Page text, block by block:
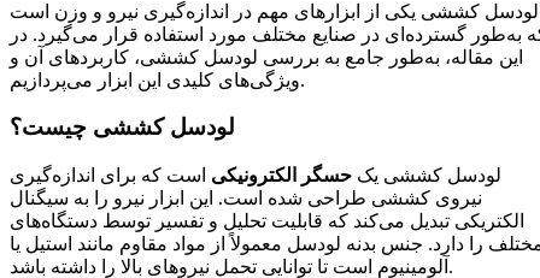
لودسل کششی یکی از ابزارهای مهم در اندازه‌گیری نیرو و وزن است
به‌طور گسترده‌ای در صنایع مختلف مورد استفاده قرار می‌گیرد. در
این مقاله، به‌طور جامع به بررسی لودسل کششی، کاربردهای آن و
ویژگی‌های کلیدی این ابزار می‌پردازیم.
لودسل کششی چیست؟
لودسل کششی یک حسگر الکترونیکی است که برای اندازه‌گیری
نیروی کششی طراحی شده است. این ابزار نیرو را به سیگنال
الکتریکی تبدیل می‌کند که قابلیت تحلیل و تفسیر توسط دستگاه‌های
را دارد. جنس بدنه لودسل معمولاً از مواد مقاوم مانند استیل یا
آلومینیوم است تا توانایی تحمل نیروهای بالا را داشته باشد.